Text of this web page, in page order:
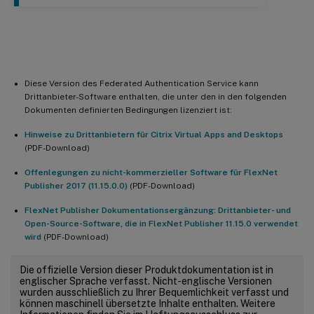
Diese Version des Federated Authentication Service kann
Drittanbieter-Software enthalten, die unter den in den folgenden
Dokumenten definierten Bedingungen lizenziert ist:
Hinweise zu Drittanbietern für Citrix Virtual Apps and Desktops
(PDF-Download)
Offenlegungen zu nicht-kommerzieller Software für FlexNet
Publisher 2017 (11.15.0.0) (PDF-Download)
FlexNet Publisher Dokumentationsergänzung: Drittanbieter- und
Open-Source-Software, die in FlexNet Publisher 11.15.0 verwendet
wird (PDF-Download)
Die offizielle Version dieser Produktdokumentation ist in
englischer Sprache verfasst. Nicht-englische Versionen
wurden ausschließlich zu Ihrer Bequemlichkeit verfasst und
können maschinell übersetzte Inhalte enthalten. Weitere